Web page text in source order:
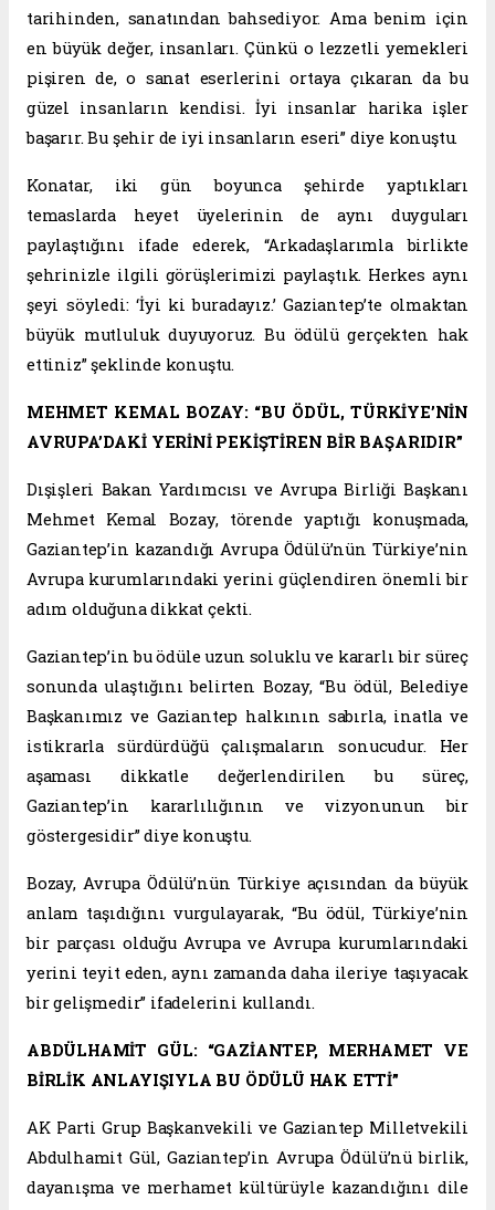
tarihinden, sanatından bahsediyor. Ama benim için
en büyük değer, insanları. Çünkü o lezzetli yemekleri
pişiren de, o sanat eserlerini ortaya çıkaran da bu
güzel insanların kendisi. İyi insanlar harika işler
başarır. Bu şehir de iyi insanların eseri” diye konuştu.
Konatar, iki gün boyunca şehirde yaptıkları
temaslarda heyet üyelerinin de aynı duyguları
paylaştığını ifade ederek, “Arkadaşlarımla birlikte
şehrinizle ilgili görüşlerimizi paylaştık. Herkes aynı
şeyi söyledi: ‘İyi ki buradayız.’ Gaziantep’te olmaktan
büyük mutluluk duyuyoruz. Bu ödülü gerçekten hak
ettiniz” şeklinde konuştu.
MEHMET KEMAL BOZAY: “BU ÖDÜL, TÜRKİYE’NİN
AVRUPA’DAKİ YERİNİ PEKİŞTİREN BİR BAŞARIDIR”
Dışişleri Bakan Yardımcısı ve Avrupa Birliği Başkanı
Mehmet Kemal Bozay, törende yaptığı konuşmada,
Gaziantep’in kazandığı Avrupa Ödülü’nün Türkiye’nin
Avrupa kurumlarındaki yerini güçlendiren önemli bir
adım olduğuna dikkat çekti.
Gaziantep’in bu ödüle uzun soluklu ve kararlı bir süreç
sonunda ulaştığını belirten Bozay, “Bu ödül, Belediye
Başkanımız ve Gaziantep halkının sabırla, inatla ve
istikrarla sürdürdüğü çalışmaların sonucudur. Her
aşaması dikkatle değerlendirilen bu süreç,
Gaziantep’in kararlılığının ve vizyonunun bir
göstergesidir” diye konuştu.
Bozay, Avrupa Ödülü’nün Türkiye açısından da büyük
anlam taşıdığını vurgulayarak, “Bu ödül, Türkiye’nin
bir parçası olduğu Avrupa ve Avrupa kurumlarındaki
yerini teyit eden, aynı zamanda daha ileriye taşıyacak
bir gelişmedir” ifadelerini kullandı.
ABDÜLHAMİT GÜL: “GAZİANTEP, MERHAMET VE
BİRLİK ANLAYIŞIYLA BU ÖDÜLÜ HAK ETTİ”
AK Parti Grup Başkanvekili ve Gaziantep Milletvekili
Abdulhamit Gül, Gaziantep’in Avrupa Ödülü’nü birlik,
dayanışma ve merhamet kültürüyle kazandığını dile